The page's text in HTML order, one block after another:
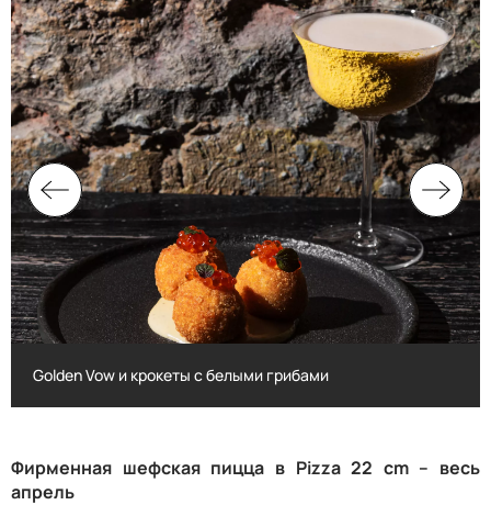
Golden Vow и крокеты с белыми грибами
Фирменная шефская пицца в Pizza22 cm– весь
апрель